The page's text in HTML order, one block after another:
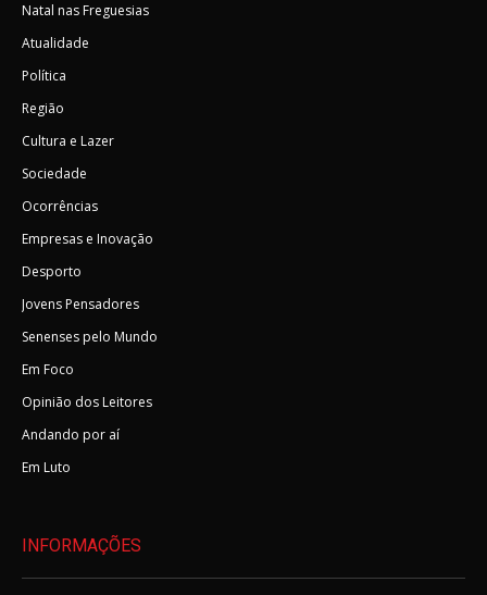
Natal nas Freguesias
Atualidade
Política
Região
Cultura e Lazer
Sociedade
Ocorrências
Empresas e Inovação
Desporto
Jovens Pensadores
Senenses pelo Mundo
Em Foco
Opinião dos Leitores
Andando por aí
Em Luto
INFORMAÇÕES